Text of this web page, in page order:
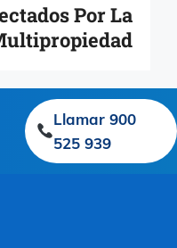
Por La
Llamar 900
525 939